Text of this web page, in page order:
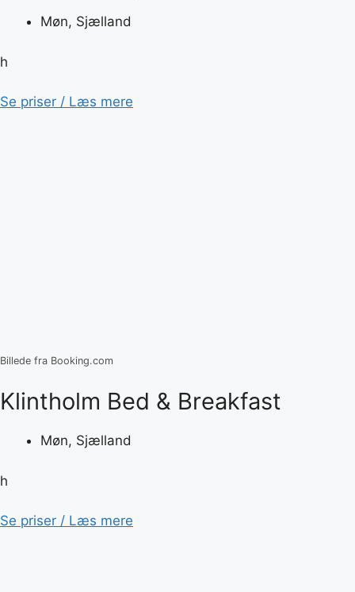
Møn, Sjælland
h
Se priser / Læs mere
Billede fra Booking.com
Klintholm Bed & Breakfast
Møn, Sjælland
h
Se priser / Læs mere